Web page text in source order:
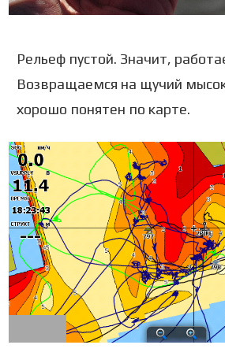
Рельеф пустой. Значит,
Возвращаемся на щучий
хорошо понятен по карте.